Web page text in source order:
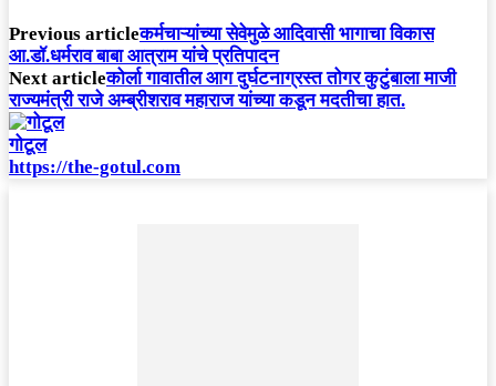
Previous articleकर्मचाऱ्यांच्या सेवेमुळे आदिवासी भागाचा विकास
आ.डॉ.धर्मराव बाबा आत्राम यांचे प्रतिपादन
Next articleकोर्ला गावातील आग दुर्घटनाग्रस्त तोगर कुटुंबाला माजी
राज्यमंत्री राजे अम्ब्रीशराव महाराज यांच्या कडून मदतीचा हात.
गोटूल
https://the-gotul.com